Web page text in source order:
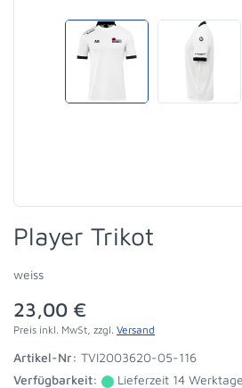
Player Trikot
weiss
23,00 €
Preis inkl. MwSt, zzgl. Versand
Artikel-Nr: TVI2003620-05-116
Verfügbarkeit:
Lieferzeit 14 Werktage